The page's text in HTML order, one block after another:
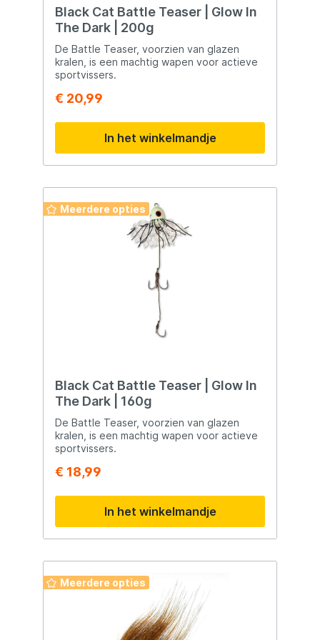
Black Cat Battle Teaser | Glow In
The Dark | 200g
De Battle Teaser, voorzien van glazen
kralen, is een machtig wapen voor actieve
sportvissers.
€ 20,99
In het winkelmandje
Meerdere opties
Black Cat Battle Teaser | Glow In
The Dark | 160g
De Battle Teaser, voorzien van glazen
kralen, is een machtig wapen voor actieve
sportvissers.
€ 18,99
In het winkelmandje
Meerdere opties